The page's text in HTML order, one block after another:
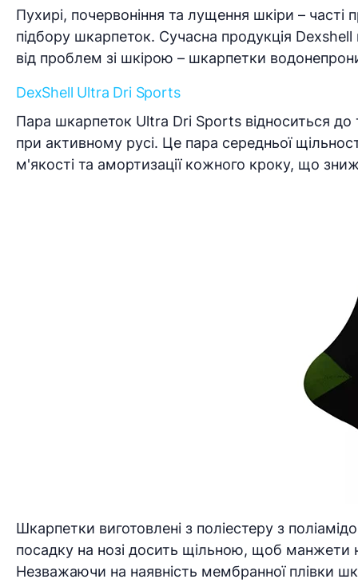
Пухирі, почервоніння та лущення шкіри –
підбору шкарпеток. Сучасна продукція Dexshell
від проблем зі шкірою – шкарпетки
DexShell Ultra Dri Sports
Пара шкарпеток Ultra Dri Sports відноситься до
при активному русі. Це пара середньої
м'якості та амортизації кожного кроку, що
Шкарпетки виготовлені з поліестеру з
посадку на нозі досить щільною, щоб манжети
Незважаючи на наявність мембранної плівки